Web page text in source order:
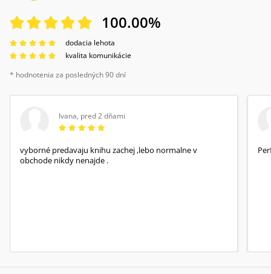
100.00%
dodacia lehota
kvalita komunikácie
* hodnotenia za posledných 90 dní
Ivana, pred 2 dňami
vyborné predavaju knihu zachej ,lebo normalne v
obchode nikdy nenajde .